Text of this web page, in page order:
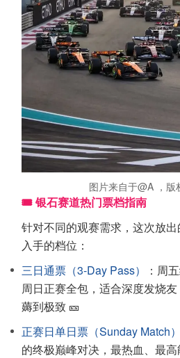
图片来自于@A ，版
🎟️ 银石赛道热门票档指南
针对不同的观赛需求，这次放
入手的档位：
三日通票（3-Day Pass）
：周
周日正赛全包，适合深度发烧
薅到极致 🎫
正赛日单日票（Sunday Match）
的终极巅峰对决，最热血、最